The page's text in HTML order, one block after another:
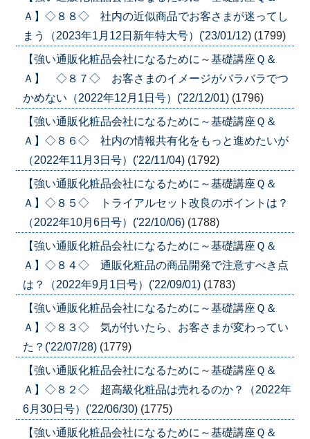
Ａ】◇８８◇ 社内の近似商品でお客さまが迷ってし
まう（2023年1月12日新年特大号）('23/01/12) (1799)
【強い通販化粧品会社になるために～基礎講座Ｑ＆
Ａ】 ◇８７◇ お客さまのイメージがバラバラでつ
かめない（2022年12月1日号）('22/12/01) (1796)
【強い通販化粧品会社になるために～基礎講座Ｑ＆
Ａ】◇８６◇ 社内の情報共有化をもっと進めたいが
（2022年11月3日号）('22/11/04) (1792)
【強い通販化粧品会社になるために～基礎講座Ｑ＆
Ａ】◇８５◇ トライアルセット改良のポイントは？
（2022年10月6日号）('22/10/06) (1788)
【強い通販化粧品会社になるために～基礎講座Ｑ＆
Ａ】◇８４◇ 通販化粧品の商品開発で注意すべき点
は？（2022年9月1日号）('22/09/01) (1783)
【強い通販化粧品会社になるために～基礎講座Ｑ＆
Ａ】◇８３◇ 気が付いたら、お客さまが変わってい
た？('22/07/28) (1779)
【強い通販化粧品会社になるために～基礎講座Ｑ＆
Ａ】◇８２◇ 超高級化粧品は売れるのか？（2022年
6月30日号）('22/06/30) (1775)
【強い通販化粧品会社になるために～基礎講座Ｑ＆